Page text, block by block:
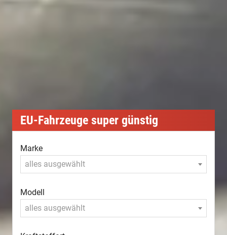
EU-Fahrzeuge super günstig
Marke
alles ausgewählt
Modell
alles ausgewählt